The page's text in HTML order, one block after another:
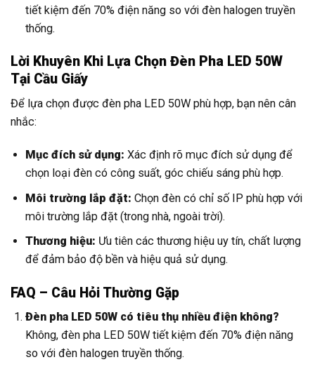
tiết kiệm đến 70% điện năng so với đèn halogen truyền
thống.
Lời Khuyên Khi Lựa Chọn Đèn Pha LED 50W
Tại Cầu Giấy
Để lựa chọn được đèn pha LED 50W phù hợp, bạn nên cân
nhắc:
Mục đích sử dụng: Xác định rõ mục đích sử dụng để
chọn loại đèn có công suất, góc chiếu sáng phù hợp.
Môi trường lắp đặt: Chọn đèn có chỉ số IP phù hợp với
môi trường lắp đặt (trong nhà, ngoài trời).
Thương hiệu: Ưu tiên các thương hiệu uy tín, chất lượng
để đảm bảo độ bền và hiệu quả sử dụng.
FAQ – Câu Hỏi Thường Gặp
Đèn pha LED 50W có tiêu thụ nhiều điện không?
Không, đèn pha LED 50W tiết kiệm đến 70% điện năng
so với đèn halogen truyền thống.